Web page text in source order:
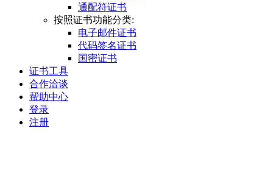
通配符证书
按照证书功能分类:
电子邮件证书
代码签名证书
国密证书
证书工具
合作洽谈
帮助中心
登录
注册